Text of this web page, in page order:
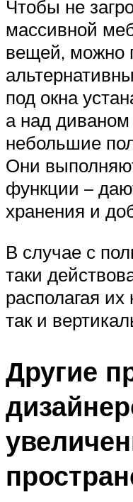
Чтобы не
массивной
вещей, можно
под окна
а над
небольшие
Они
функции –
хранения и
В случае с
таки
располагая их
так и
Другие